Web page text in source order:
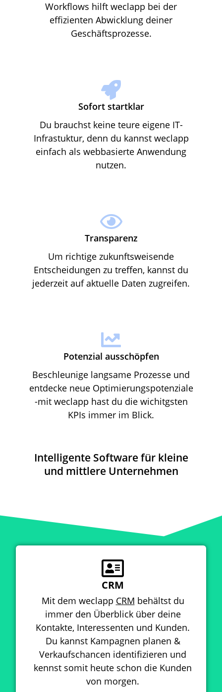
Workflows hilft weclapp bei der
effizienten Abwicklung deiner
Geschäftsprozesse.
Sofort startklar
Du brauchst keine teure eigene IT-
Infrastuktur, denn du kannst weclapp
einfach als webbasierte Anwendung
nutzen.
Transparenz
Um richtige zukunftsweisende
Entscheidungen zu treffen, kannst du
jederzeit auf aktuelle Daten zugreifen.
Potenzial ausschöpfen
Beschleunige langsame Prozesse und
entdecke neue Optimierungspotenziale
-mit weclapp hast du die wichitgsten
KPIs immer im Blick.
Intelligente Software für kleine
und mittlere Unternehmen
CRM
Mit dem weclapp CRM behältst du
immer den Überblick über deine
Kontakte, Interessenten und Kunden.
Du kannst Kampagnen planen &
Verkaufschancen identifizieren und
kennst somit heute schon die Kunden
von morgen.